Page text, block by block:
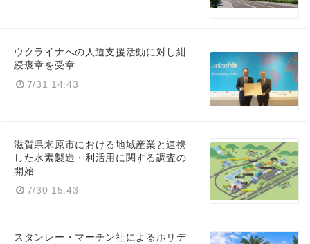
ウクライナへの人道支援活動に対し紺
綬褒章を受章
7/31 14:43
滋賀県米原市における地域産業と連携
した水素製造・利活用に関する調査の
開始
7/30 15:43
スタンレー・マーチン社によるホリデ